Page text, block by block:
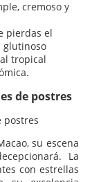
cremoso y
pierdas el
glutinoso
tropical
de postres
su escena
La
con estrellas